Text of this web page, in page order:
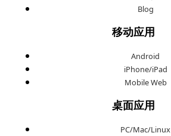
Blog
移动应用
Android
iPhone/iPad
Mobile Web
桌面应用
PC/Mac/Linux